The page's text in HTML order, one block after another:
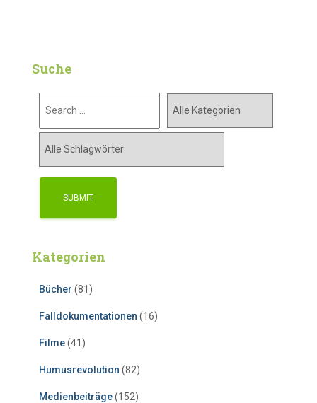
Suche
Kategorien
Bücher (81)
Falldokumentationen (16)
Filme(41)
Humusrevolution (82)
Medienbeiträge(152)